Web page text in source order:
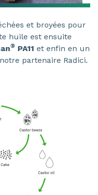
et broyées pour
huile est ensuite
® PA11 et enfin en un
partenaire Radici.